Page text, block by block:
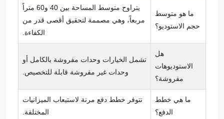
ما هو متوسط
حجم الاستوديو؟
يتراوح متوسط المساحة بين 40 و60 متراً
مربعاً، وهي مصممة لتحقيق أقصى قدر من
الكفاءة.
هل
الاستوديوهات
مفروشة؟
تشمل الخيارات وحدات مفروشة بالكامل أو
وحدات غير مفروشة قابلة للتخصيص.
ما هي خطط
الدفع؟
تتوفر خطط دفع مرنة لاستيعاب الميزانيات
المختلفة.